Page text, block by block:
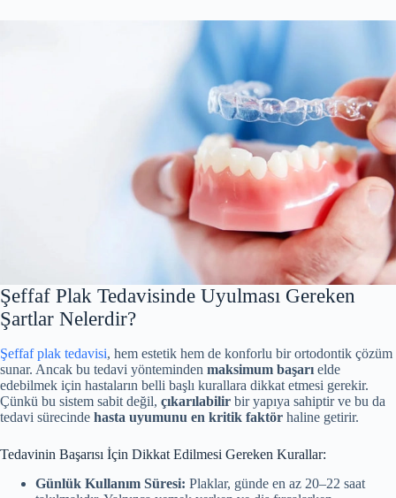
Şeffaf Plak Tedavisinde Uyulması Gereken
Şartlar Nelerdir?
Şeffaf plak tedavisi, hem estetik hem de konforlu bir ortodontik çözüm
sunar. Ancak bu tedavi yönteminden maksimum başarı elde
edebilmek için hastaların belli başlı kurallara dikkat etmesi gerekir.
Çünkü bu sistem sabit değil, çıkarılabilir bir yapıya sahiptir ve bu da
tedavi sürecinde hasta uyumunu en kritik faktör haline getirir.
Tedavinin Başarısı İçin Dikkat Edilmesi Gereken Kurallar:
Günlük Kullanım Süresi: Plaklar, günde en az 20–22 saat